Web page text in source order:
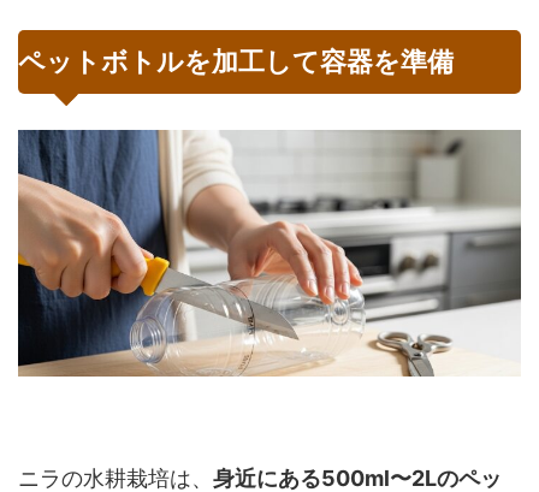
ペットボトルを加工して容器を準備
ニラの水耕栽培は、 身近にある500ml〜2Lのペッ